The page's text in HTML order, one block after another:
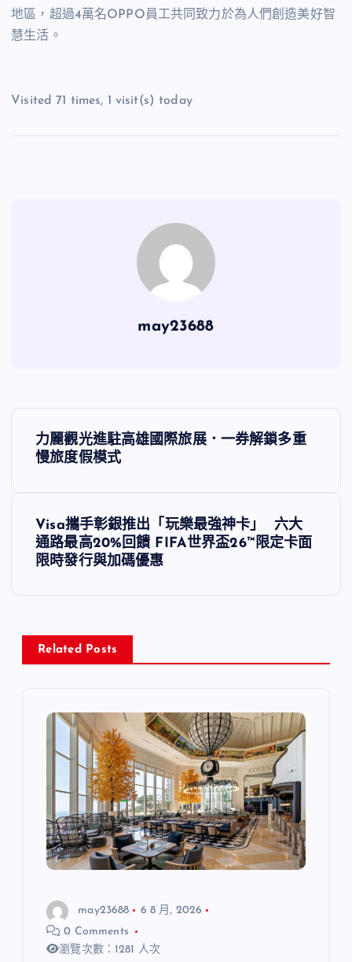
地區，超過4萬名OPPO員工共同致力於為人們創造美好智
慧生活。
Visited 71 times, 1 visit(s) today
may23688
文
章
覽
力麗觀光進駐高雄國際旅展．一券解鎖多重
慢旅度假模式
Visa攜手彰銀推出「玩樂最強神卡」 六大
通路最高20%回饋 FIFA世界盃26™限定卡面
限時發行與加碼優惠
Related Posts
may23688
6 8 月, 2026
0 Comments
瀏覽次數：1281 人次